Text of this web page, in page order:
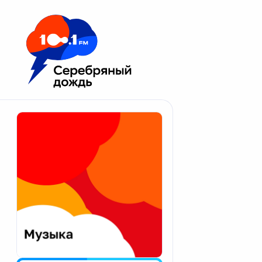
Москва 100.1 FM
Апатиты
Екатеринбург
Калининград
Калуга